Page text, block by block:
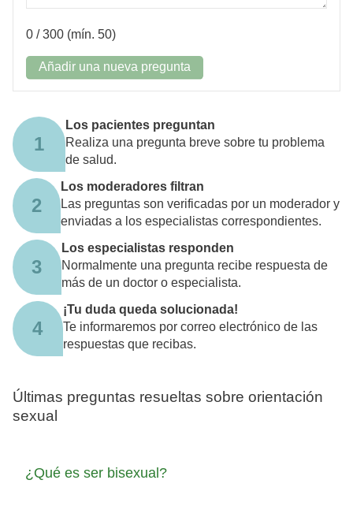
0 / 300 (mín. 50)
Añadir una nueva pregunta
1
Los pacientes preguntan
Realiza una pregunta breve sobre tu problema
de salud.
2
Los moderadores filtran
Las preguntas son verificadas por un moderador y
enviadas a los especialistas correspondientes.
3
Los especialistas responden
Normalmente una pregunta recibe respuesta de
más de un doctor o especialista.
4
¡Tu duda queda solucionada!
Te informaremos por correo electrónico de las
respuestas que recibas.
Últimas preguntas resueltas sobre orientación
sexual
¿Qué es ser bisexual?